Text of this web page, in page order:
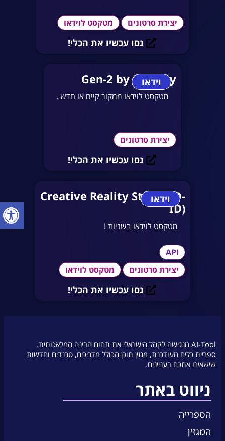
יצירת סרטונים מטקסט לוידאו
נסו עכשיו את הכלי!
וידאו
Gen-2 by Runway
מטקסט לוידאו ממקור קיים או חדש .
יצירת סרטונים
נסו עכשיו את הכלי!
וידאו
Creative Reality Studio (D-
ID)
מטקסט לוידאו בשניות !
API
יצירת סרטונים
מטקסט לוידאו
נסו עכשיו את הכלי!
AI-Tool מנגישה לקהל הישראלי את תחום הבינה המלאכותית.
ספריית כלים מעודכנת, מגזין תוכן הכולל מדריכים, טרנדים וחדשות
שישאירו אתכם בעניינים.
ניווט באתר
הספרייה
המגזין
פתח